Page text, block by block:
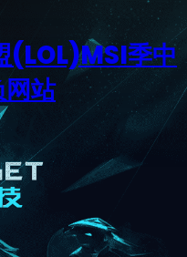
(LOL)MSI季中
站